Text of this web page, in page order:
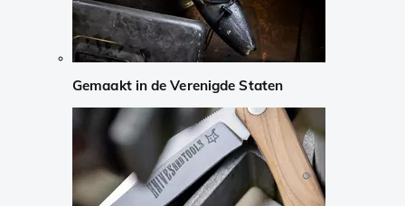
Gemaakt in de Verenigde Staten